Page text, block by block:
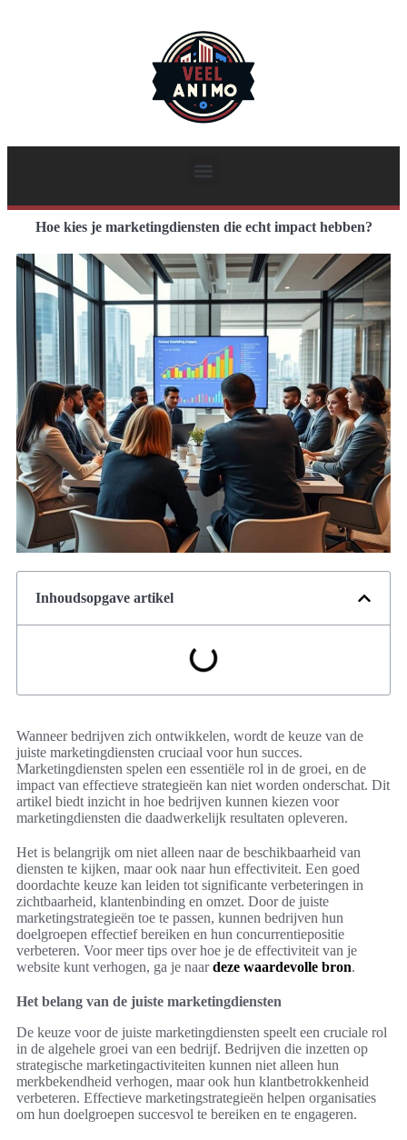
Hoe kies je marketingdiensten die echt impact hebben?
Inhoudsopgave artikel
Wanneer bedrijven zich ontwikkelen, wordt de keuze van de
juiste marketingdiensten cruciaal voor hun succes.
Marketingdiensten spelen een essentiële rol in de groei, en de
impact van effectieve strategieën kan niet worden onderschat. Dit
artikel biedt inzicht in hoe bedrijven kunnen kiezen voor
marketingdiensten die daadwerkelijk resultaten opleveren.
Het is belangrijk om niet alleen naar de beschikbaarheid van
diensten te kijken, maar ook naar hun effectiviteit. Een goed
doordachte keuze kan leiden tot significante verbeteringen in
zichtbaarheid, klantenbinding en omzet. Door de juiste
marketingstrategieën toe te passen, kunnen bedrijven hun
doelgroepen effectief bereiken en hun concurrentiepositie
verbeteren. Voor meer tips over hoe je de effectiviteit van je
website kunt verhogen, ga je naardeze waardevolle bron.
Het belang van de juiste marketingdiensten
De keuze voor de juiste marketingdiensten speelt een cruciale rol
in de algehele groei van een bedrijf. Bedrijven die inzetten op
strategische marketingactiviteiten kunnen niet alleen hun
merkbekendheid verhogen, maar ook hun klantbetrokkenheid
verbeteren. Effectieve marketingstrategieën helpen organisaties
om hun doelgroepen succesvol te bereiken en te engageren.